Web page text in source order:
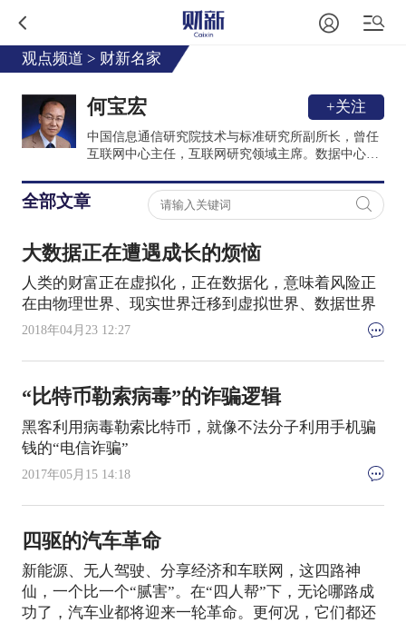
观点频道 > 财新名家
何宝宏 +关注
中国信息通信研究院技术与标准研究所副所长，曾任
互联网中心主任，互联网研究领域主席。数据中心联
长，中国通信标准化协会IP与多媒体工作委员会副主
席等。从事互联网相关的技术、标准、产业和政策等
研究超过20年，目前主要关注互联网技术历史、互联
网技术哲学等研究。1999年毕业于中国科学院，获计
算机应用技术博士学位。著有《互联网的基因》一书
(2016年9月)，全面阐述了作者对互联网技术发展的规
律、特点和趋势的看法。
全部文章
大数据正在遭遇成长的烦恼
人类的财富正在虚拟化，正在数据化，意味着风险正
在由物理世界、现实世界迁移到虚拟世界、数据世界
2018年04月23 12:27
“比特币勒索病毒”的诈骗逻辑
黑客利用病毒勒索比特币，就像不法分子利用手机骗
钱的“电信诈骗”
2017年05月15 14:18
四驱的汽车革命
新能源、无人驾驶、分享经济和车联网，这四路神
仙，一个比一个“腻害”。在“四人帮”下，无论哪路成
功了，汽车业都将迎来一轮革命。更何况，它们都还